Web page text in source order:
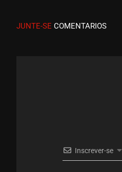
JUNTE-SE COMENTARIOS
Inscrever-se